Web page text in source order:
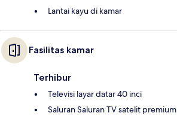
Lantai kayu di kamar
Fasilitas kamar
Terhibur
Televisi layar datar 40 inci
Saluran Saluran TV satelit premium